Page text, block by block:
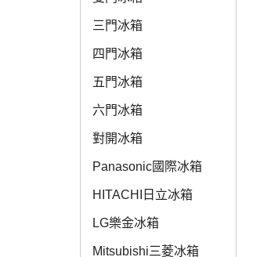
三門冰箱
四門冰箱
五門冰箱
六門冰箱
對開冰箱
Panasonic國際冰箱
HITACHI日立冰箱
LG樂金冰箱
Mitsubishi三菱冰箱